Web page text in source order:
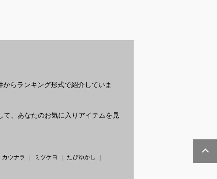
らランキング形式で紹介していま
、あなたのお気に入りアイテムを見
カウナラ ミツケヨ
たびゆかし